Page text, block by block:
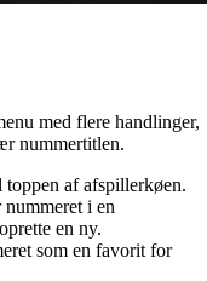
med flere handlinger,
nummertitlen.
af afspillerkøen.
i en
en ny.
som en favorit for